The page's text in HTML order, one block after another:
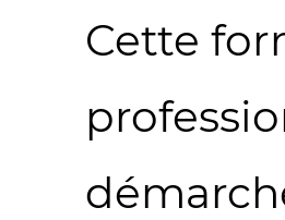
Cette